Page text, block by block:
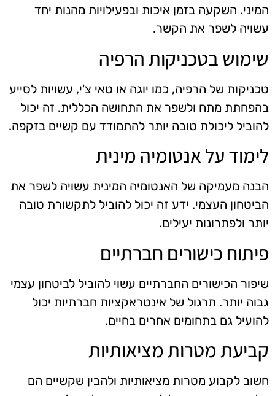
המיני. השקעה בזמן איכות ובפעילויות מהנות יחד
עשויה לשפר את הקשר.
שימוש בטכניקות הרפיה
טכניקות של הרפיה, כמו יוגה או טאי צ'י, עשויות לסייע
בהפחתת מתח ולשפר את התחושה הכללית. זה יכול
להוביל ליכולת טובה יותר להתמודד עם קשיים בזקפה.
לימוד על אנטומיה מינית
הבנה מעמיקה של האנטומיה המינית עשויה לשפר את
הביטחון העצמי. ידע זה יכול להוביל לתקשורת טובה
יותר ולפתרונות יעילים.
פיתוח כישורים חברתיים
שיפור הכישורים החברתיים עשוי להוביל לביטחון עצמי
גבוה יותר. תרגול של אינטראקציות חברתיות יכול
להועיל גם בתחומים אחרים בחיים.
קביעת מטרות מציאותיות
חשוב לקבוע מטרות מציאותיות ולהבין שקשיים הם